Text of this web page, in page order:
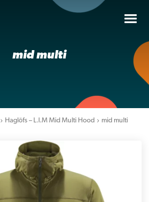
mid multi
Haglöfs – L.I.M Mid Multi Hood mid multi